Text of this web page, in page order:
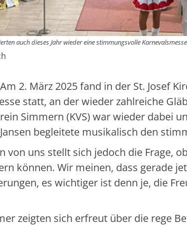
auch dieses Jahr wieder eine stimmungsvolle Karnevalsmesse
2. März 2025 fand in der St. Josef
statt, an der wieder zahlreiche
Simmern (KVS) war wieder dabei
begleitete musikalisch den
von uns stellt sich jedoch die Frage,
können. Wir meinen, dass gerade
es wichtiger ist denn je, die
zeigten sich erfreut über die rege